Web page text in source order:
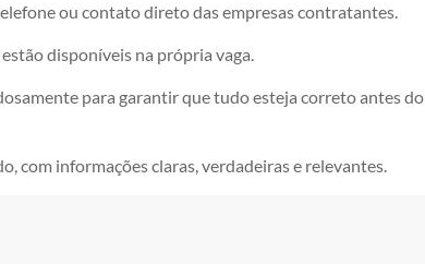
ou contato direto das empresas contratantes.
disponíveis na própria vaga.
para garantir que tudo esteja correto antes do
com informações claras, verdadeiras e relevantes.